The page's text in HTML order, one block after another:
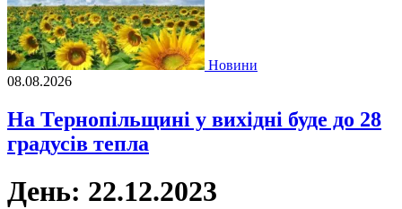
Новини
08.08.2026
На Тернопільщині у вихідні буде до 28
градусів тепла
День: 22.12.2023